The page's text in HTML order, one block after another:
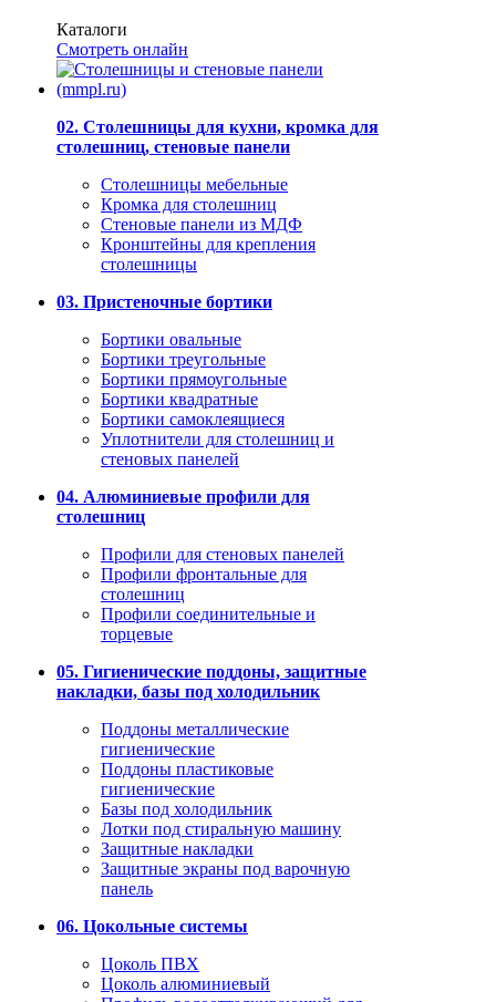
Каталоги
Смотреть онлайн
02. Столешницы для кухни, кромка для
столешниц, стеновые панели
Столешницы мебельные
Кромка для столешниц
Стеновые панели из МДФ
Кронштейны для крепления
столешницы
03. Пристеночные бортики
Бортики овальные
Бортики треугольные
Бортики прямоугольные
Бортики квадратные
Бортики самоклеящиеся
Уплотнители для столешниц и
стеновых панелей
04. Алюминиевые профили для
столешниц
Профили для стеновых панелей
Профили фронтальные для
столешниц
Профили соединительные и
торцевые
05. Гигиенические поддоны, защитные
накладки, базы под холодильник
Поддоны металлические
гигиенические
Поддоны пластиковые
гигиенические
Базы под холодильник
Лотки под стиральную машину
Защитные накладки
Защитные экраны под варочную
панель
06. Цокольные системы
Цоколь ПВХ
Цоколь алюминиевый